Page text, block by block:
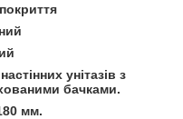
унітазів з
бачками.
мм.